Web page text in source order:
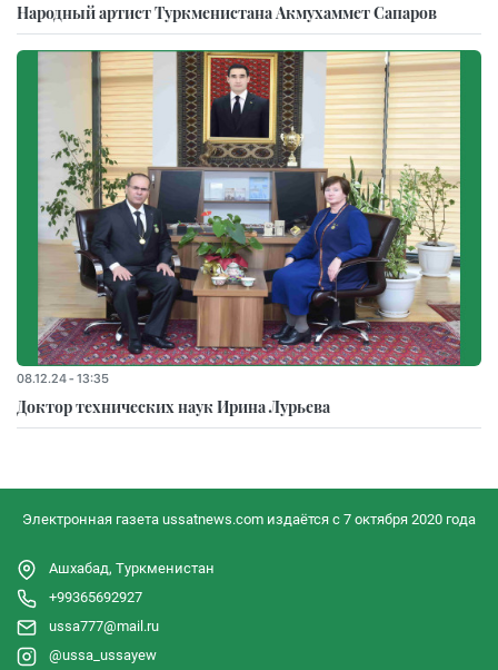
Народный артист Туркменистана Акмухаммет Сапаров
08.12.24 - 13:35
Доктор технических наук Ирина Лурьева
Электронная газета ussatnews.com издаётся с 7 октября 2020 года
Ашхабад, Туркменистан
+99365692927
ussa777@mail.ru
@ussa_ussayew